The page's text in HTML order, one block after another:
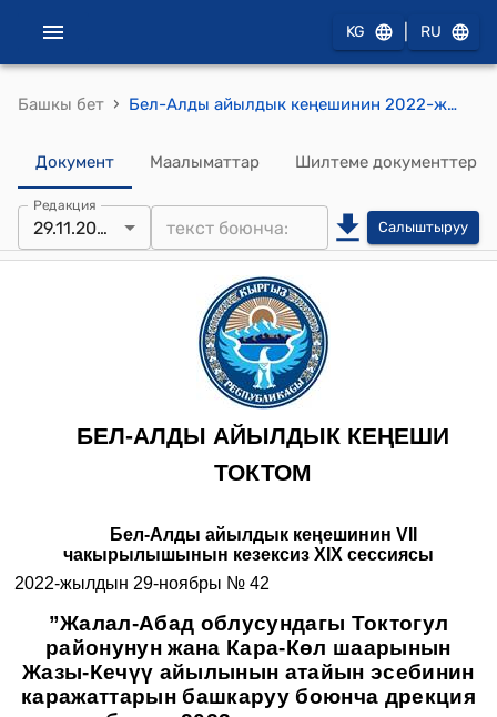
KG RU
Башкы бет › Бел-Алды айылдык кеңешинин 2022-жылдын 29-ноябрындагы № 42 "Жалал-Абад облусундагы Токтогул районунун жана Кара-Көл шаарынын Жазы-Кечүү айылынын атайын эсебинин каражаттарын башкаруу боюнча дрекция тарабынан 2023-жылга карата акча каражатын суроо жөнүндө" токтому
Документ Маалыматтар Шилтеме документтер
Редакция
29.11.2022 Салыштыруу